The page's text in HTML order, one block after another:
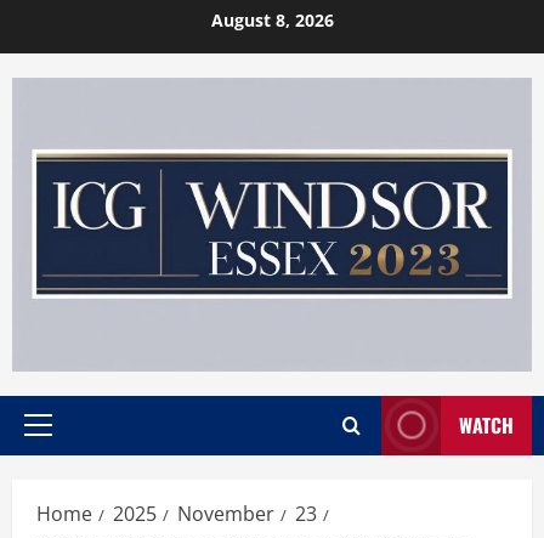
to
content
August 8, 2026
Primary
WATCH
Home 2025 November
23